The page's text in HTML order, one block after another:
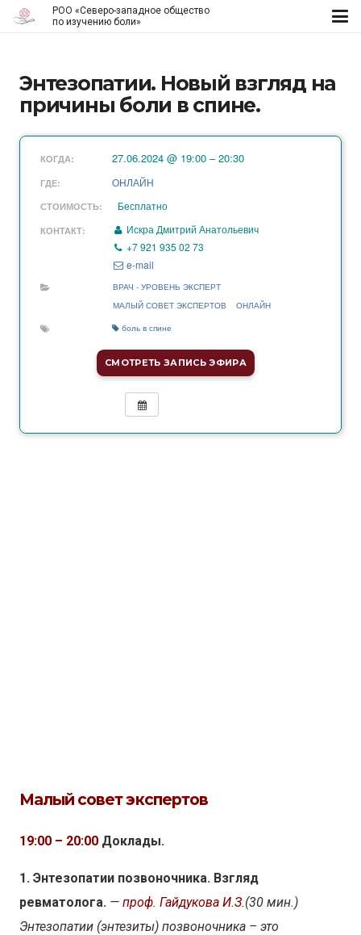
РОО «Северо-западное общество
по изучению боли»
Энтезопатии. Новый взгляд на
причины боли в спине.
КОГДА: 27.06.2024 @ 19:00 – 20:30
ГДЕ: ОНЛАЙН
СТОИМОСТЬ: Бесплатно
КОНТАКТ:
Искра Дмитрий Анатольевич
+7 921 935 02 73
e-mail
ВРАЧ - УРОВЕНЬ ЭКСПЕРТ
МАЛЫЙ СОВЕТ ЭКСПЕРТОВ
ОНЛАЙН
боль в спине
СМОТРЕТЬ ЗАПИСЬ ЭФИРА
Малый совет экспертов
19:00 – 20:00 Доклады.
1. Энтезопатии позвоночника. Взгляд
ревматолога. — проф. Гайдукова И.З.(30 мин.)
Энтезопатии (энтезиты) позвоночника – это